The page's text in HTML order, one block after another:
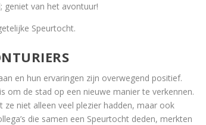
geniet van het avontuur!
Speurtocht.
en hun ervaringen zijn overwegend positief.
om de stad op een nieuwe manier te verkennen.
niet alleen veel plezier hadden, maar ook
die samen een Speurtocht deden, merkten